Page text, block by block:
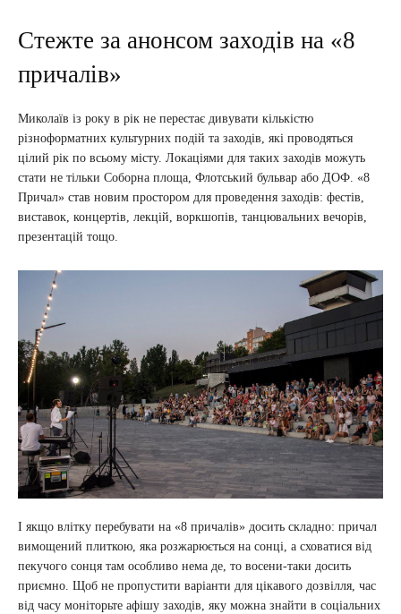
Стежте за анонсом заходів на «8
причалів»
Миколаїв із року в рік не перестає дивувати кількістю
різноформатних культурних подій та заходів, які проводяться
цілий рік по всьому місту. Локаціями для таких заходів можуть
стати не тільки Соборна площа, Флотський бульвар або ДОФ. «8
Причал» став новим простором для проведення заходів: фестів,
виставок, концертів, лекцій, воркшопів, танцювальних вечорів,
презентацій тощо.
І якщо влітку перебувати на «8 причалів» досить складно: причал
вимощений плиткою, яка розжарюється на сонці, а сховатися від
пекучого сонця там особливо нема де, то восени-таки досить
приємно. Щоб не пропустити варіанти для цікавого дозвілля, час
від часу моніторьте афішу заходів, яку можна знайти в соціальних